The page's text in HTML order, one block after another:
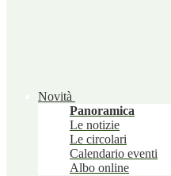
Novità
Panoramica
Le notizie
Le circolari
Calendario eventi
Albo online